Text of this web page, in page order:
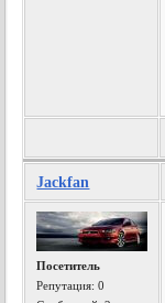
Jackfan
Посетитель
Репутация:0